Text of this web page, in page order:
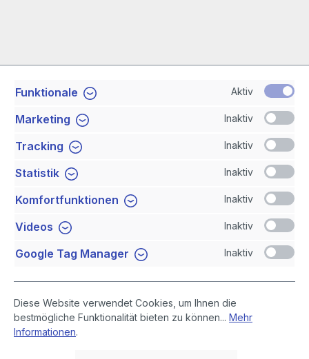
Service-Hotline
Shop Service
Newsletter
Funktionale Aktiv
Marketing Inaktiv
Tracking Inaktiv
Statistik Inaktiv
Komfortfunktionen Inaktiv
Videos Inaktiv
Google Tag Manager Inaktiv
Diese Website verwendet Cookies, um Ihnen die
bestmögliche Funktionalität bieten zu können... Mehr
Informationen.